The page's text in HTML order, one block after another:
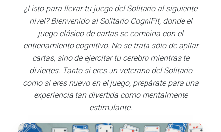
¿Listo para llevar tu juego del Solitario al siguiente
nivel? Bienvenido al Solitario CogniFit, donde el
juego clásico de cartas se combina con el
entrenamiento cognitivo. No se trata sólo de apilar
cartas, sino de ejercitar tu cerebro mientras te
diviertes. Tanto si eres un veterano del Solitario
como si eres nuevo en el juego, prepárate para una
experiencia tan divertida como mentalmente
estimulante.